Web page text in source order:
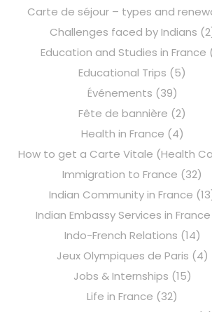
Carte de séjour – types and
Challenges faced by Indians
Education and Studies in France
Educational Trips (5)
Événements (39)
Fête de bannière (2)
Health in France (4)
How to get a Carte Vitale (Health
Immigration to France (32)
Indian Community in France
Indian Embassy Services in France
Indo-French Relations (14)
Jeux Olympiques de Paris (4)
Jobs & Internships (15)
Life in France (32)